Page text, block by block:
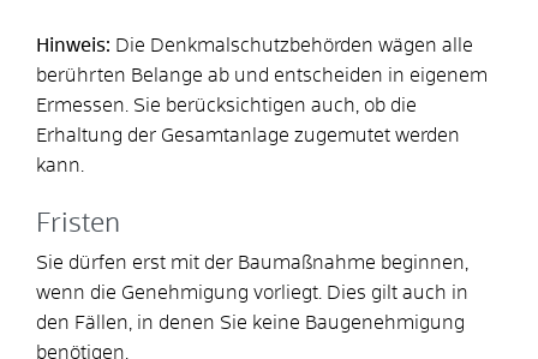
Hinweis: Die Denkmalschutzbehörden wägen alle
berührten Belange ab und entscheiden in eigenem
Ermessen. Sie berücksichtigen auch, ob die
Erhaltung der Gesamtanlage zugemutet werden
kann.
Fristen
Sie dürfen erst mit der Baumaßnahme beginnen,
wenn die Genehmigung vorliegt. Dies gilt auch in
den Fällen, in denen Sie keine Baugenehmigung
benötigen.